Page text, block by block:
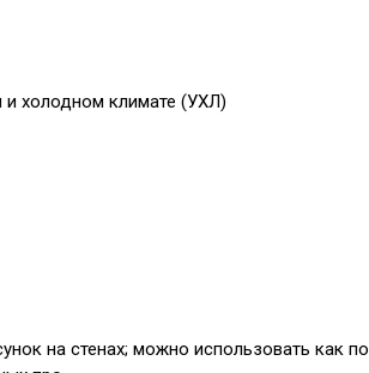
и холодном климате (УХЛ)
на стенах; можно использовать как по